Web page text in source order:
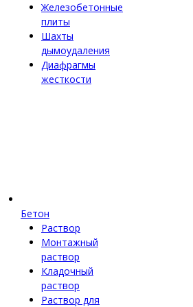
Железобетонные
плиты
Шахты
дымоудаления
Диафрагмы
жесткости
Бетон
Раствор
Монтажный
раствор
Кладочный
раствор
Раствор для